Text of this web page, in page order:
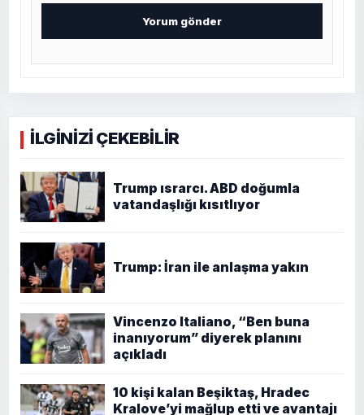
İLGİNİZİ ÇEKEBİLİR
Trump ısrarcı. ABD doğumla
vatandaşlığı kısıtlıyor
Trump: İran ile anlaşma yakın
Vincenzo Italiano, “Ben buna
inanıyorum” diyerek planını
açıkladı
10 kişi kalan Beşiktaş, Hradec
Kralove’yi mağlup etti ve avantajı